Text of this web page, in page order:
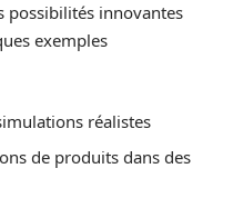
possibilités innovantes
exemples
réalistes
de produits dans des